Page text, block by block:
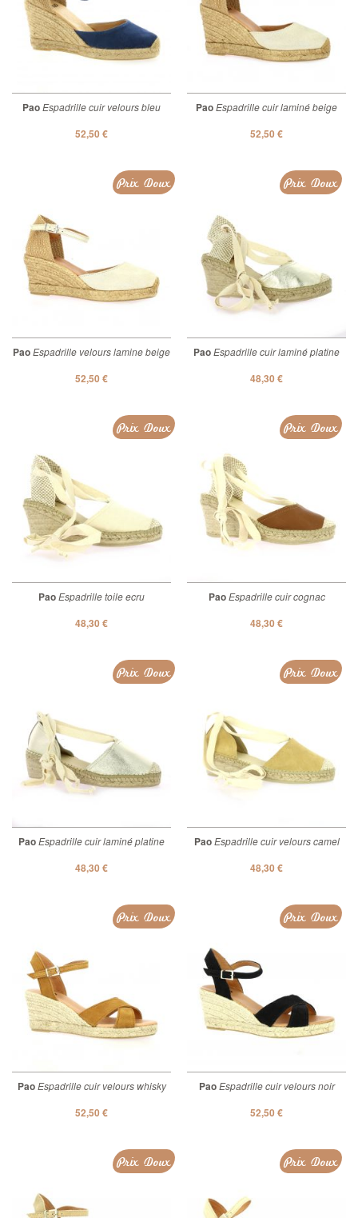
PaoEspadrille cuir velours bleu
52,50 €
PaoEspadrille cuir laminé beige
52,50 €
PaoEspadrille velours lamine beige
52,50 €
Prix Doux
PaoEspadrille cuir laminé platine
48,30 €
Prix Doux
PaoEspadrille toile ecru
48,30 €
Prix Doux
PaoEspadrille cuir cognac
48,30 €
Prix Doux
PaoEspadrille cuir laminé platine
48,30 €
Prix Doux
PaoEspadrille cuir velours camel
48,30 €
Prix Doux
PaoEspadrille cuir velours whisky
52,50 €
Prix Doux
PaoEspadrille cuir velours noir
52,50 €
Prix Doux
Prix Doux Prix Doux